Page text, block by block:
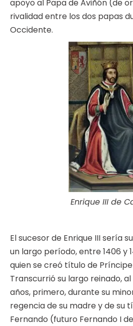
apoyo al Papa de Aviñón (de
rivalidad entre los dos papas
Occidente.
Enrique III de
El sucesor de Enrique III sería
un largo período, entre 1406 y
quien se creó título de
Transcurrió su largo reinado,
años, primero, durante su
regencia de su madre y de su
Fernando (futuro Fernando I